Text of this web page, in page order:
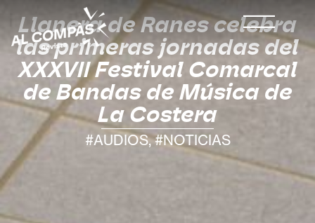
Llanera de Ranes celebra
las primeras jornadas del
XXXVII Festival Comarcal
de Bandas de Música de
La Costera
#AUDIOS,#NOTICIAS